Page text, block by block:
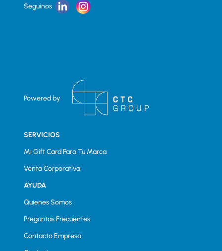
Seguinos
Powered by
SERVICIOS
Mi Gift Card Para Tu Marca
Venta Corporativa
AYUDA
Quienes Somos
Preguntas Frecuentes
Contacto Empresa